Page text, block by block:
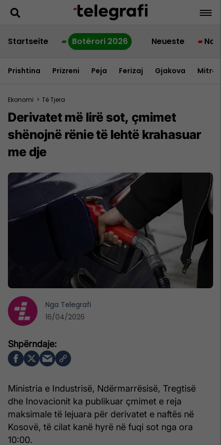
Startseite Botërori 2026 Neueste
Prishtina Prizreni Peja Ferizaj Gjakova
Ekonomi > Të Tjera
Derivatet më lirë sot, çmimet
shënojnë rënie të lehtë krahasuar
me dje
Ministria e Industrisë, Ndërmarrësisë, Tregtisë
dhe Inovacionit ka publikuar çmimet e reja
maksimale të lejuara për derivatet e naftës në
Kosovë, të cilat kanë hyrë në fuqi sot nga ora
10:00.
Nga Telegrafi
16/04/2026